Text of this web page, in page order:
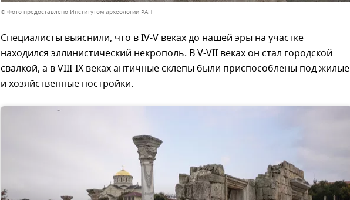
© Фото предоставлено Институтом археологии РАН
Специалисты выяснили, что в IV-V веках до нашей эры на участке
находился эллинистический некрополь. В V-VII веках он стал городской
свалкой, а в VIII-IX веках античные склепы были приспособлены под жилые
и хозяйственные постройки.